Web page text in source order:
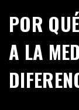
POR
A LA